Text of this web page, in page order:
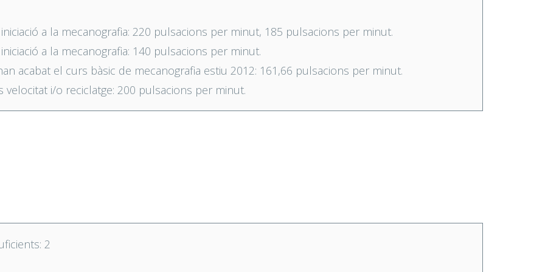
a la mecanografia: 220 pulsacions per minut, 185 pulsacions per minut.
a la mecanografia: 140 pulsacions per minut.
acabat el curs bàsic de mecanografia estiu 2012: 161,66 pulsacions per minut.
i/o reciclatge: 200 pulsacions per minut.
2